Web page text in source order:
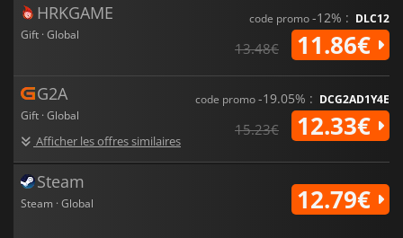
HRKGAME
Gift · Global
code promo-12% : DLC12
13.48€ 11.86€
G2A
Gift · Global
Afficher les offres similaires
code promo-19.05% : DCG2AD1Y4E
15.23€ 12.33€
Steam
Steam · Global 12.79€